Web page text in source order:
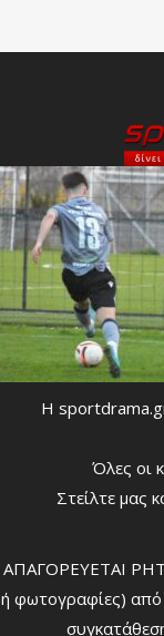
Η sportdrama.gr
Όλες οι
Στείλτε μας
ΑΠΑΓΟΡΕΥΕΤΑΙ
ή φωτογραφίες) από